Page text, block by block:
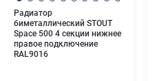
Радиатор
биметаллический STOUT
Space 500 4 секции нижнее
правое подключение
RAL9016